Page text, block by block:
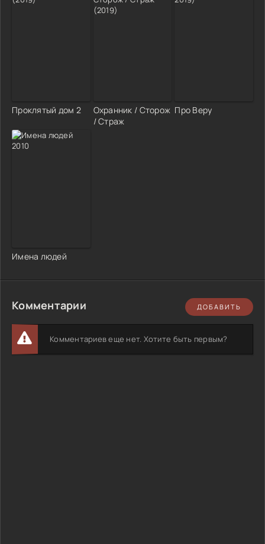
Проклятый дом 2
Охранник / Сторож
/ Страж
Про Веру
Имена людей
Комментарии ДОБАВИТЬ
Комментариев еще нет. Хотите быть первым?